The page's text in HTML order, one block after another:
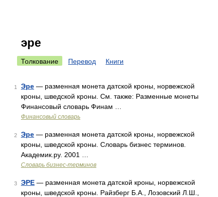
эре
Толкование Перевод Книги
1 Эре — разменная монета датской кроны, норвежской
кроны, шведской кроны. См. также: Разменные монеты
Финансовый словарь Финам …
Финансовый словарь
2 Эре — разменная монета датской кроны, норвежской
кроны, шведской кроны. Словарь бизнес терминов.
Академик.ру. 2001 …
Словарь бизнес-терминов
3 ЭРЕ — разменная монета датской кроны, норвежской
кроны, шведской кроны. Райзберг Б.А., Лозовский Л.Ш.,